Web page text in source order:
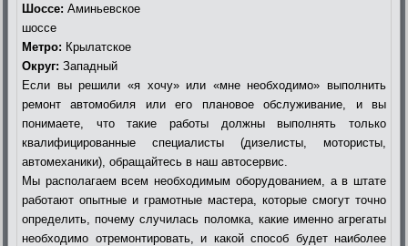
Шоссе: Аминьевское
шоссе
Метро: Крылатское
Округ: Западный
Если вы решили «я хочу» или «мне необходимо» выполнить
ремонт автомобиля или его плановое обслуживание, и вы
понимаете, что такие работы должны выполнять только
квалифицированные специалисты (дизелисты, мотористы,
автомеханики), обращайтесь в наш автосервис.
Мы располагаем всем необходимым оборудованием, а в штате
работают опытные и грамотные мастера, которые смогут точно
определить, почему случилась поломка, какие именно агрегаты
необходимо отремонтировать, и какой способ будет наиболее